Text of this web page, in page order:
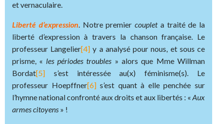
et vernaculaire.
Liberté d’expression. Notre premier coupleta traité de la
liberté d’expression à travers la chanson française. Le
professeur Langelier[4] y a analysé pour nous, et sous ce
prisme, « les périodes troubles » alors que Mme Willman
Bordat[5] s’est intéressée au(x) féminisme(s). Le
professeur Hoepffner[6]s’est quant à elle penchée sur
l’hymne national confronté aux droits et aux libertés : « Aux
armes citoyens » !